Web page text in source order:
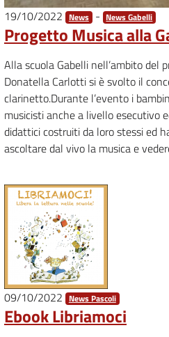
19/10/2022 News - News Gabelli
Progetto Musica alla
Alla scuola Gabelli nell’ambito del
Donatella Carlotti si è svolto il
clarinetto.Durante l’evento i
musicisti anche a livello esecutivo
didattici costruiti da loro stessi ed
ascoltare dal vivo la musica e
09/10/2022 News Pascoli
Ebook Libriamoci